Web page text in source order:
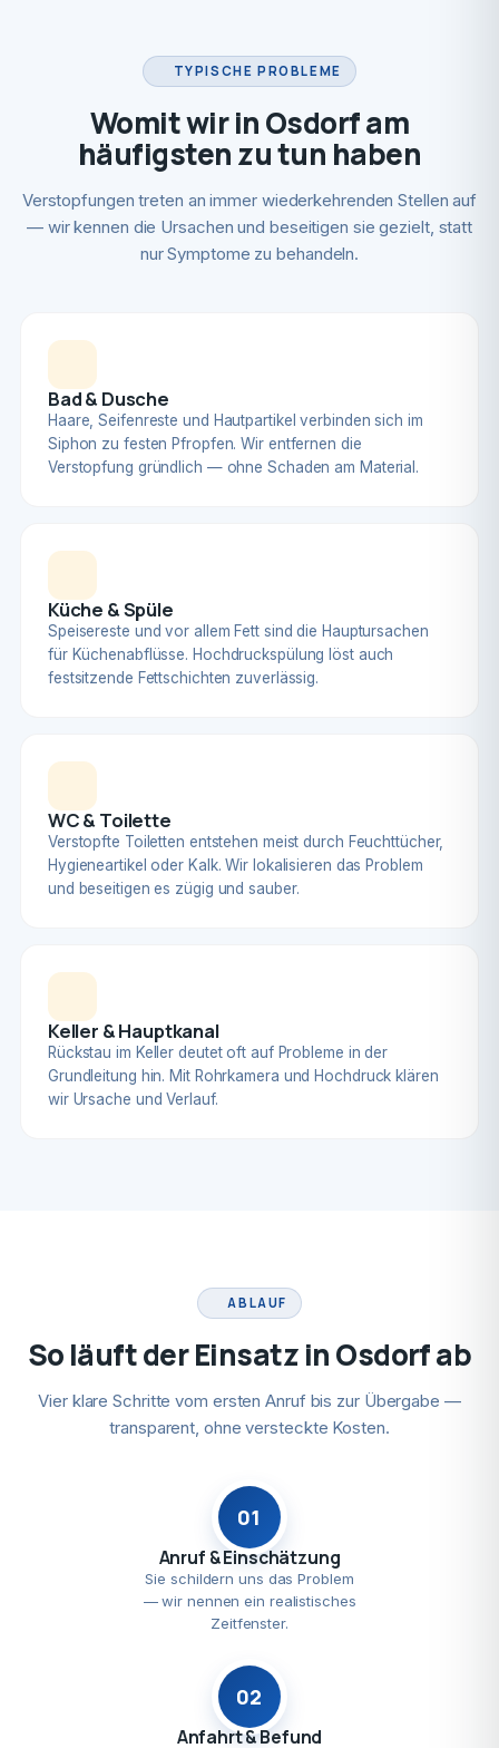
TYPISCHE PROBLEME
Womit wir in Osdorf am
häufigsten zu tun haben
Verstopfungen treten an immer wiederkehrenden Stellen auf
— wir kennen die Ursachen und beseitigen sie gezielt, statt
nur Symptome zu behandeln.
Bad & Dusche
Haare, Seifenreste und Hautpartikel verbinden sich im
Siphon zu festen Pfropfen. Wir entfernen die
Verstopfung gründlich — ohne Schaden am Material.
Küche & Spüle
Speisereste und vor allem Fett sind die Hauptursachen
für Küchenabflüsse. Hochdruckspülung löst auch
festsitzende Fettschichten zuverlässig.
WC & Toilette
Verstopfte Toiletten entstehen meist durch Feuchttücher,
Hygieneartikel oder Kalk. Wir lokalisieren das Problem
und beseitigen es zügig und sauber.
Keller & Hauptkanal
Rückstau im Keller deutet oft auf Probleme in der
Grundleitung hin. Mit Rohrkamera und Hochdruck klären
wir Ursache und Verlauf.
ABLAUF
So läuft der Einsatz in Osdorf ab
Vier klare Schritte vom ersten Anruf bis zur Übergabe —
transparent, ohne versteckte Kosten.
01
Anruf & Einschätzung
Sie schildern uns das Problem
— wir nennen ein realistisches
Zeitfenster.
02
Anfahrt & Befund